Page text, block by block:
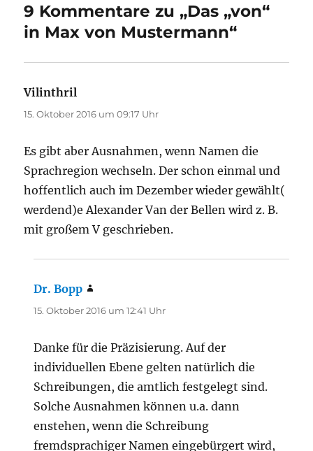
9 Kommentare zu „Das „von“
in Max von Mustermann“
Vilinthril
15. Oktober 2016 um 09:17 Uhr
Es gibt aber Ausnahmen, wenn Namen die
Sprachregion wechseln. Der schon einmal und
hoffentlich auch im Dezember wieder gewählt(
werdend)e Alexander Van der Bellen wird z. B.
mit großem V geschrieben.
Dr. Bopp
15. Oktober 2016 um 12:41 Uhr
Danke für die Präzisierung. Auf der
individuellen Ebene gelten natürlich die
Schreibungen, die amtlich festgelegt sind.
Solche Ausnahmen können u.a. dann
enstehen, wenn die Schreibung
fremdsprachiger Namen eingebürgert wird,